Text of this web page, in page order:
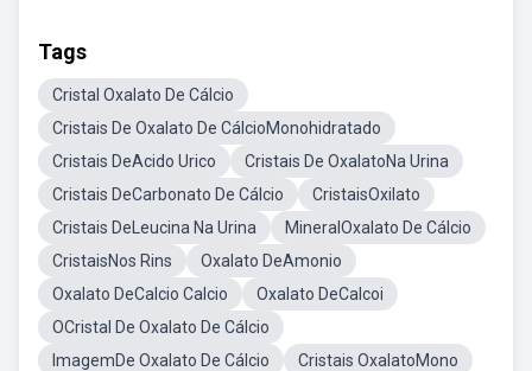
Tags
Cristal Oxalato De Cálcio
Cristais De Oxalato De CálcioMonohidratado
Cristais DeAcido Urico
Cristais De OxalatoNa Urina
Cristais DeCarbonato De Cálcio
CristaisOxilato
Cristais DeLeucina Na Urina
MineralOxalato De Cálcio
CristaisNos Rins
Oxalato DeAmonio
Oxalato DeCalcio Calcio
Oxalato DeCalcoi
OCristal De Oxalato De Cálcio
ImagemDe Oxalato De Cálcio
Cristais OxalatoMono